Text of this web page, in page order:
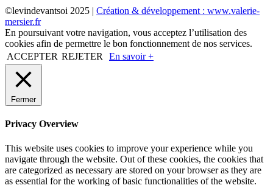
©levindevantsoi 2025 | Création & développement : www.valerie-
mersier.fr
En poursuivant votre navigation, vous acceptez l’utilisation des
cookies afin de permettre le bon fonctionnement de nos services.
ACCEPTER REJETER En savoir +
Fermer
Privacy Overview
This website uses cookies to improve your experience while you
navigate through the website. Out of these cookies, the cookies that
are categorized as necessary are stored on your browser as they are
as essential for the working of basic functionalities of the website.